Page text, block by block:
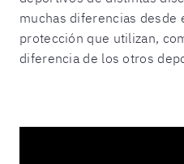
muchas diferencias desde
protección que utilizan,
diferencia de los otros